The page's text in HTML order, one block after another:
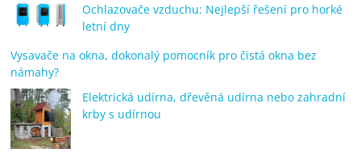
Ochlazovače vzduchu: Nejlepší řešení pro horké
letní dny
Vysavače na okna, dokonalý pomocník pro čistá okna bez
námahy?
Elektrická udírna, dřevěná udírna nebo zahradní
krby s udírnou